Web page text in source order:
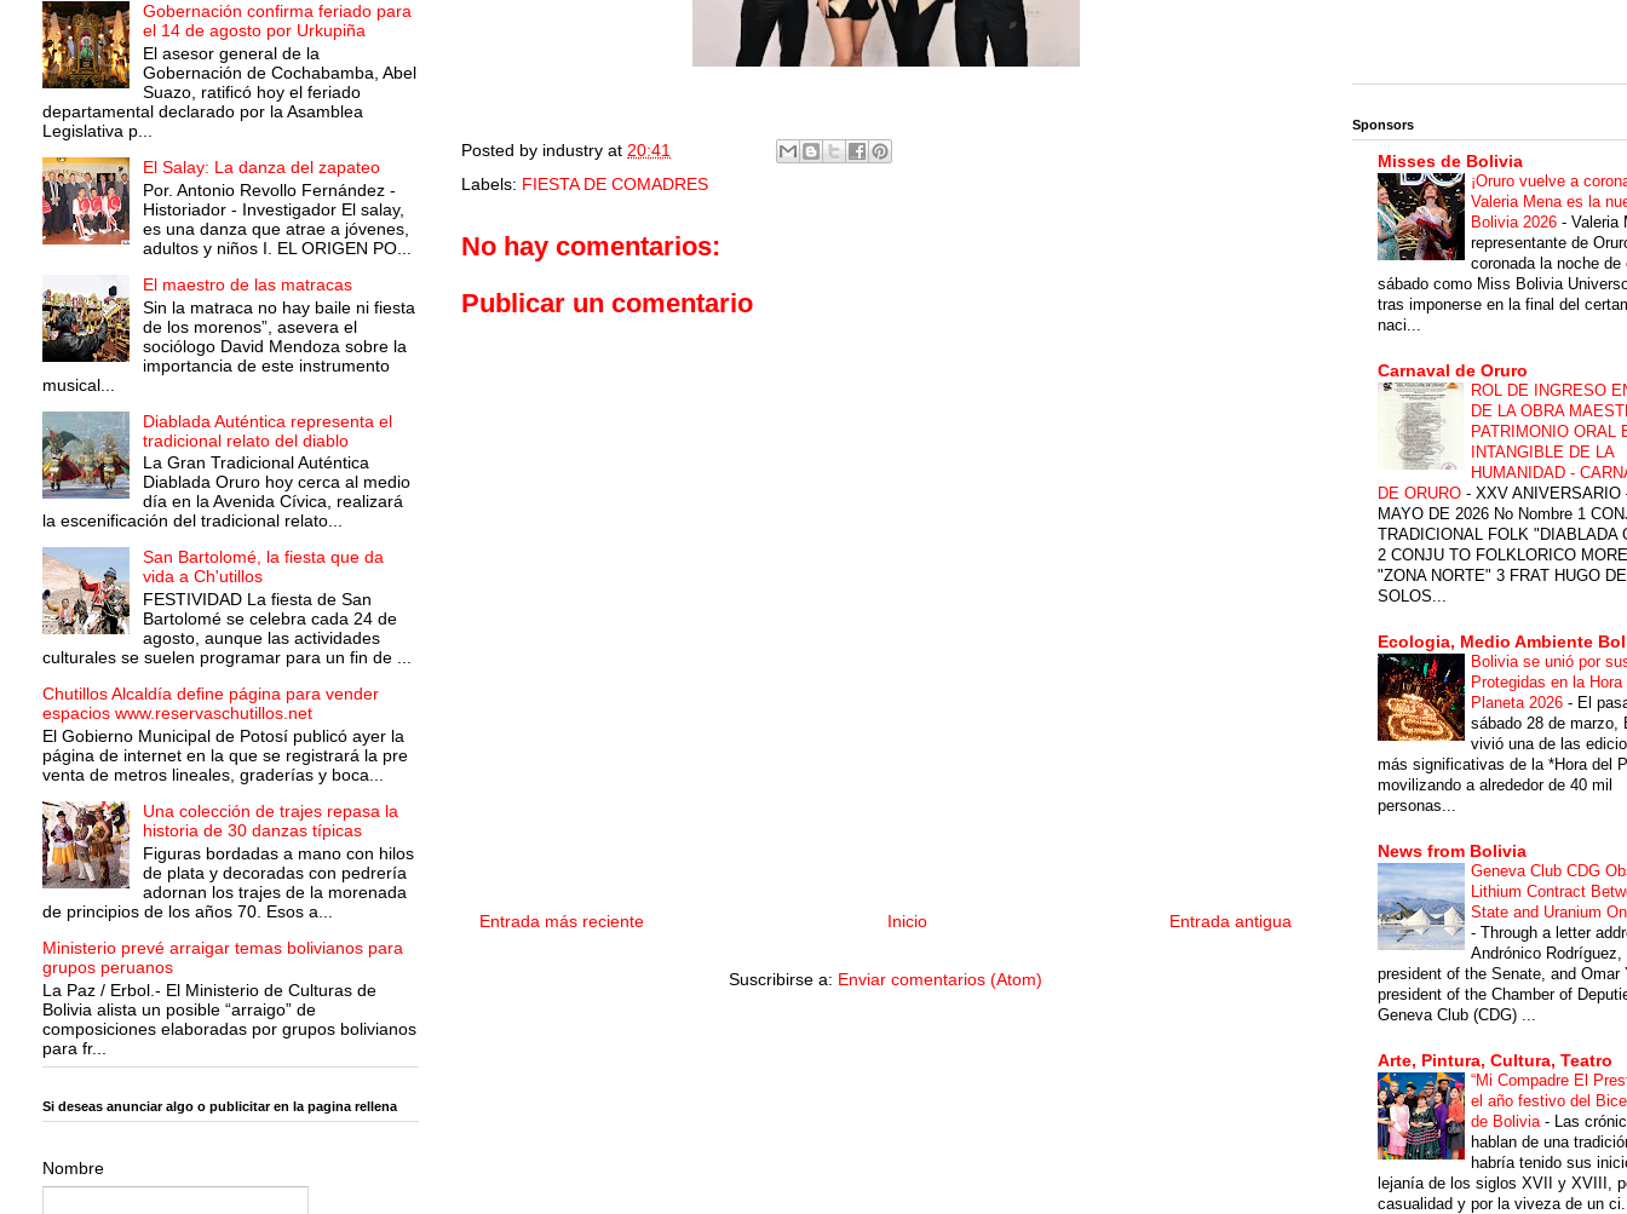
Posted by industry at 20:41
Labels: FIESTA DE COMADRES
No hay comentarios:
Publicar un comentario
Entrada más reciente Entrada antigua
Inicio
Suscribirse a: Enviar comentarios (Atom)
Gobernación confirma feriado para
el 14 de agosto por Urkupiña
El asesor general de la
Gobernación de Cochabamba, Abel
Suazo, ratificó hoy el feriado
departamental declarado por la Asamblea
Legislativa p...
El Salay: La danza del zapateo
Por. Antonio Revollo Fernández -
Historiador - Investigador El salay,
es una danza que atrae a jóvenes,
adultos y niños I. EL ORIGEN PO...
El maestro de las matracas
Sin la matraca no hay baile ni fiesta
de los morenos”, asevera el
sociólogo David Mendoza sobre la
importancia de este instrumento
musical...
Diablada Auténtica representa el
tradicional relato del diablo
La Gran Tradicional Auténtica
Diablada Oruro hoy cerca al medio
día en la Avenida Cívica, realizará
la escenificación del tradicional relato...
San Bartolomé, la fiesta que da
vida a Ch'utillos
FESTIVIDAD La fiesta de San
Bartolomé se celebra cada 24 de
agosto, aunque las actividades
culturales se suelen programar para un fin de ...
Chutillos Alcaldía define página para vender
espacios www.reservaschutillos.net
El Gobierno Municipal de Potosí publicó ayer la
página de internet en la que se registrará la pre
venta de metros lineales, graderías y boca...
Una colección de trajes repasa la
historia de 30 danzas típicas
Figuras bordadas a mano con hilos
de plata y decoradas con pedrería
adornan los trajes de la morenada
de principios de los años 70. Esos a...
Ministerio prevé arraigar temas bolivianos para
grupos peruanos
La Paz / Erbol.- El Ministerio de Culturas de
Bolivia alista un posible “arraigo” de
composiciones elaboradas por grupos bolivianos
para fr...
Si deseas anunciar algo o publicitar en la pagina rellena
Nombre
Sponsors
Misses de Bolivia
¡Oruro vuelve a
Valeria Mena es la
Bolivia 2026 - Valeria
representante de
coronada la noche de
sábado como Miss Bolivia
tras imponerse en la final del
naci...
Carnaval de Oruro
ROL DE INGRESO
DE LA OBRA
PATRIMONIO ORAL
INTANGIBLE DE LA
HUMANIDAD -
DE ORURO - XXV ANIVERSARIO
MAYO DE 2026 No Nombre 1
TRADICIONAL FOLK "DIABLADA
2 CONJU TO FOLKLORICO
"ZONA NORTE" 3 FRAT HUGO
SOLOS...
Ecologia, Medio Ambiente
Bolivia se unió por
Protegidas en la Hora
Planeta 2026 - El
sábado 28 de marzo,
vivió una de las
más significativas de la *Hora del
movilizando a alrededor de 40 mil
personas...
News from Bolivia
Geneva Club CDG
Lithium Contract
State and Uranium
- Through a letter
Andrónico Rodríguez,
president of the Senate, and Omar
president of the Chamber of
Geneva Club (CDG) ...
Arte, Pintura, Cultura, Teatro
“Mi Compadre El
el año festivo del
de Bolivia - Las
hablan de una
habría tenido sus
lejanía de los siglos XVII y XVIII,
casualidad y por la viveza de un